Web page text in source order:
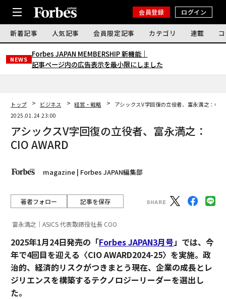
会員登録 ログイン
新着記事 人気記事 会員限定記事 カテゴリ 連載
NEWS
Forbes JAPAN MEMBERSHIP 新機能｜
記事ページ内の広告表示を最小限にしました
トップ ビジネス 経営・戦略
アシックスV字回復の立役者、富永満之：CIO
2025.01.24 23:00
アシックスV字回復の立役者、富永満之：
CIO AWARD
magazine | Forbes JAPAN編集部
著者フォロー 記事を保存
富永満之｜ASICS 代表取締役社長 COO
2025年1月24日発売の「Forbes JAPAN3月号」では、今
年で4回目を迎える〈CIO AWARD2024-25〉を実施。政
治的、経済的リスクがつきまとう現在、企業の成長とレ
ジリエンスを構築するテクノロジーリーダーを選出し
た。